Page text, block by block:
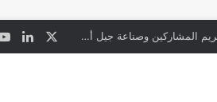
الأحد المقبل.. “دورينا غير” يجمع نجوم الكرة السعودية وتقنيات التحليل المتقدم